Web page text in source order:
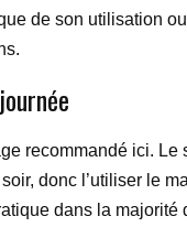
de son utilisation
recommandé ici. Le
donc l’utiliser le
dans la majorité